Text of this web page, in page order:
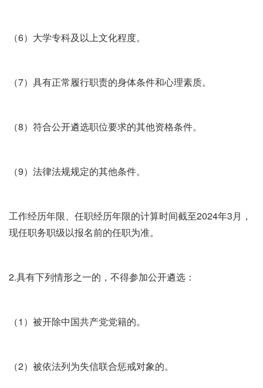
（6）大学专科及以上文化程度。
（7）具有正常履行职责的身体条件和心理素质。
（8）符合公开遴选职位要求的其他资格条件。
（9）法律法规规定的其他条件。
工作经历年限、任职经历年限的计算时间截至2024年3月，
现任职务职级以报名前的任职为准。
2.具有下列情形之一的，不得参加公开遴选：
（1）被开除中国共产党党籍的。
（2）被依法列为失信联合惩戒对象的。